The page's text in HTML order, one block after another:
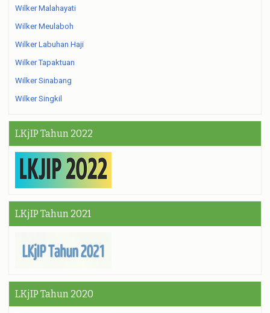
Wilker Malahayati
Wilker Meulaboh
Wilker Labuhan Haji
Wilker Tapaktuan
Wilker Sinabang
Wilker Singkil
LKjIP Tahun 2022
LKjIP Tahun 2021
LKjIP Tahun 2020